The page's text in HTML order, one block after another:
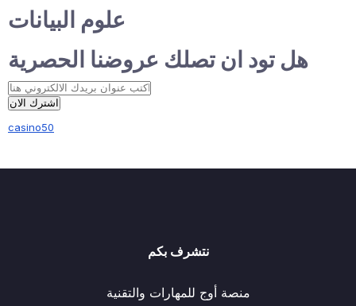
علوم البيانات
هل تود ان تصلك عروضنا الحصرية
اشترك الان
casino50
نتشرف بكم
منصة أوج للمهارات والتقنية